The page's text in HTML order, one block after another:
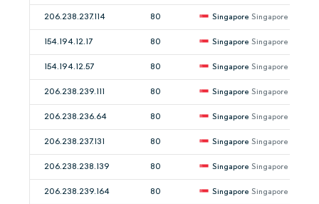
206.238.237.114 80 Singapore Singapore
154.194.12.17 80 Singapore Singapore
154.194.12.57 80 Singapore Singapore
206.238.239.111 80 Singapore Singapore
206.238.236.64 80 Singapore Singapore
206.238.237.131 80 Singapore Singapore
206.238.238.139 80 Singapore Singapore
206.238.239.164 80 Singapore Singapore